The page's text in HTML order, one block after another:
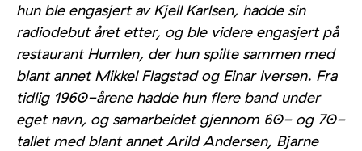
hun ble engasjert av Kjell Karlsen, hadde sin
radiodebut året etter, og ble videre engasjert på
restaurant Humlen, der hun spilte sammen med
blant annet Mikkel Flagstad og Einar Iversen. Fra
tidlig 1960-årene hadde hun flere band under
eget navn, og samarbeidet gjennom 60- og 70-
tallet med blant annet Arild Andersen, Bjarne